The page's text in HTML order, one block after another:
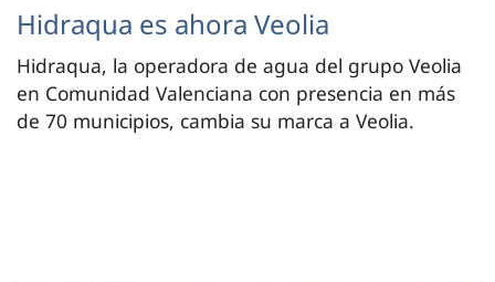
Hidraqua es ahora Veolia
Hidraqua, la operadora de agua del grupo Veolia
en Comunidad Valenciana con presencia en más
de 70 municipios, cambia su marca a Veolia.